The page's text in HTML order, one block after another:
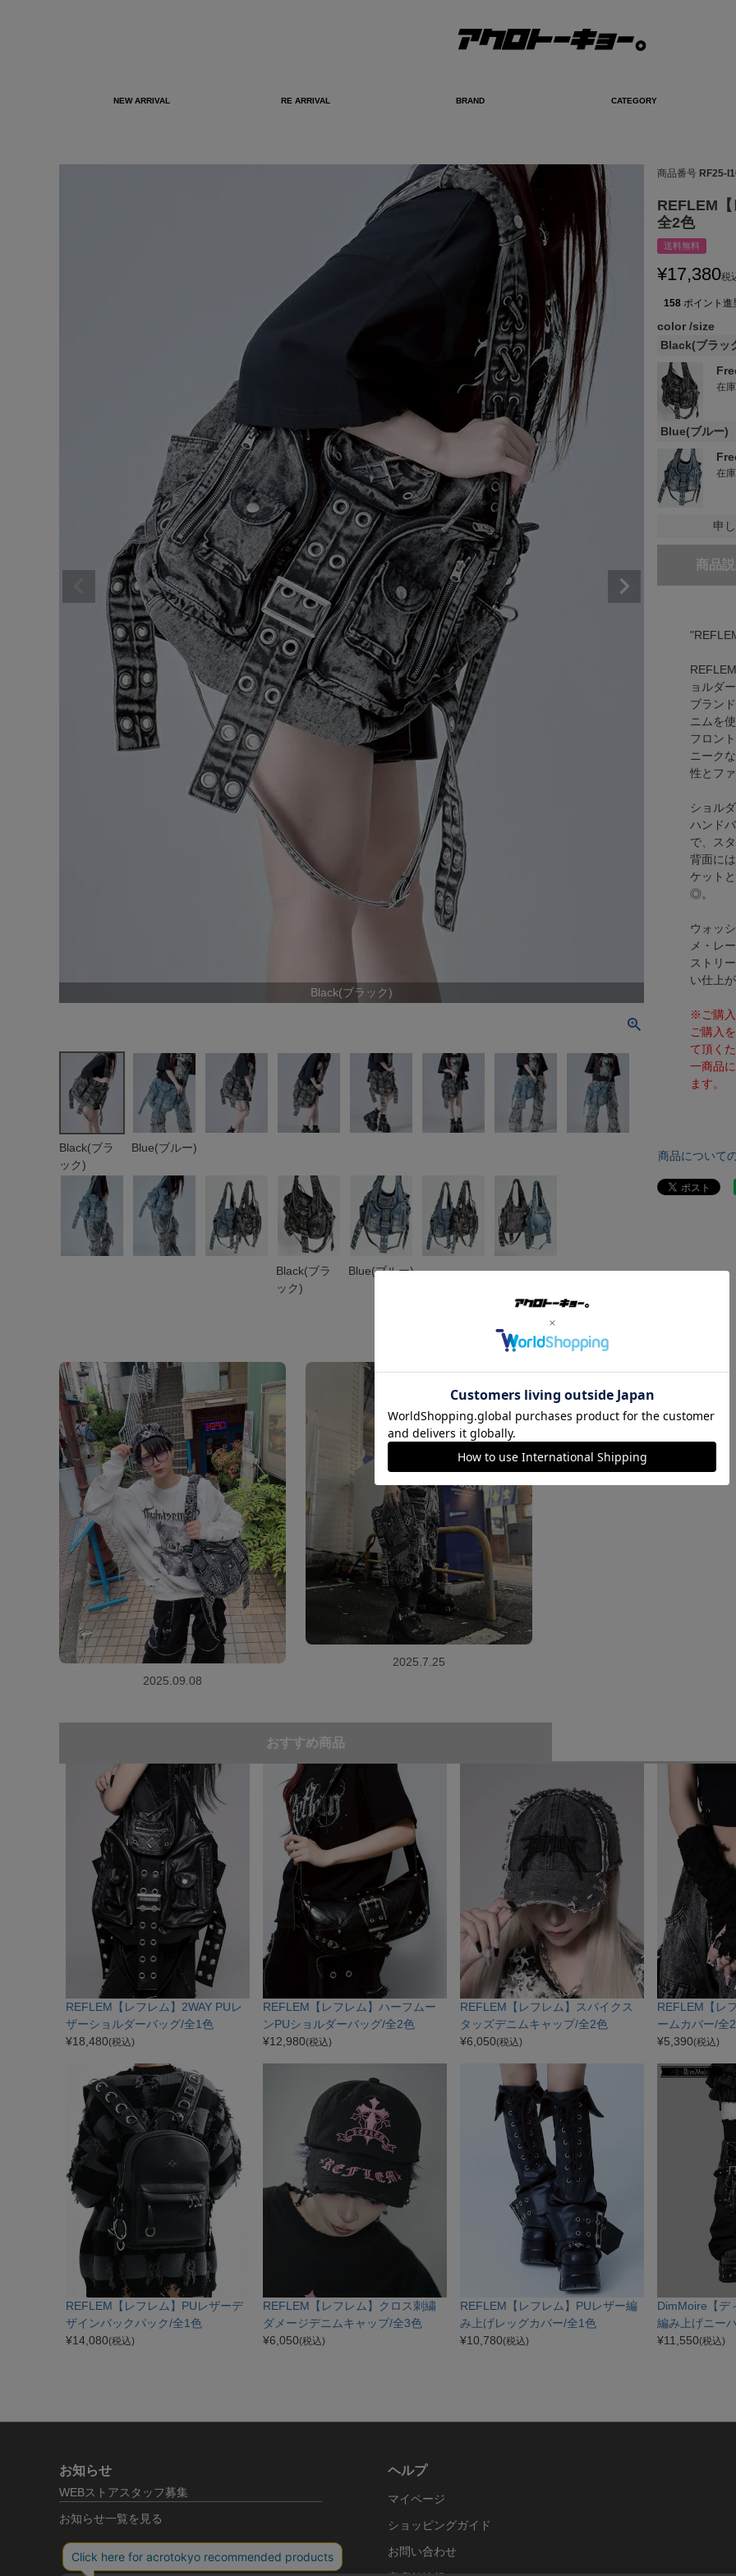
NEW ARRIVAL RE ARRIVAL BRAND
CATEGORY
Black(ブラック)
Black(ブラ
ック)
Blue(ブルー)
Black(ブラ
ック)
Blue(ブルー)
商品番号 RF25-
REFLEM
全2色
送料無料
¥17,380税
158 ポイント進
color size
Black(ブラッ
在
Blue(ブルー)
在
申
商品
ョルダ
ブラン
ニムを
フロン
ニーク
性とフ
ショル
ハンド
で、ス
背面に
ケット
◎。
ウォッ
メ・レ
ストリ
い仕上
※ご購
ご購入
て頂く
一商品
ます。
商品について
STAFF SNAP
2025.09.08
2025.7.25
おすすめ商品
REFLEM【レフレム】2WAY PUレ
ザーショルダーバッグ/全1色
¥18,480(税込)
REFLEM【レフレム】ハーフムー
ンPUショルダーバッグ/全2色
¥12,980(税込)
REFLEM【レフレム】スパイクス
タッズデニムキャップ/全2色
¥6,050(税込)
REFLEM【レ
ームカバー/全
¥5,390(税込)
REFLEM【レフレム】PUレザーデ
ザインバックパック/全1色
¥14,080(税込)
REFLEM【レフレム】クロス刺繍
ダメージデニムキャップ/全3色
¥6,050(税込)
REFLEM【レフレム】PUレザー編
み上げレッグカバー/全1色
¥10,780(税込)
DimMoire【デ
編み上げニー
¥11,550(税込)
お知らせ
WEBストアスタッフ募集
お知らせ一覧を見る
ヘルプ
マイページ
ショッピングガイド
お問い合わせ